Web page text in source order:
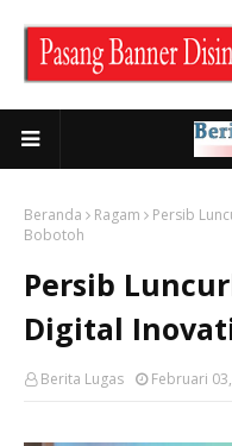
Beranda Ragam
Persib
Bobotoh
Persib
Digital
Berita Lugas Februari